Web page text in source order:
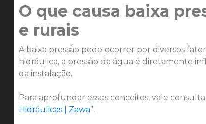
O que causa baixa
e rurais
A baixa pressão pode ocorrer por diversos
hidráulica, a pressão da água é diretamente
da instalação.
Para aprofundar esses conceitos, vale
Hidráulicas | Zawa”.